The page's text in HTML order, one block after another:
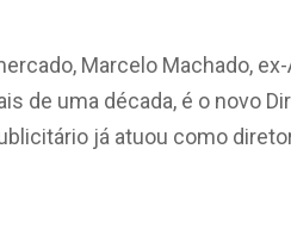
Marcelo Machado,
de uma década, é o novo
já atuou como